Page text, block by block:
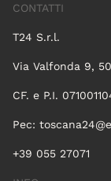
CONTATTI
T24 S.r.l.
Via Valfonda 9,
CF. e P.I.
Pec:
+39 055 27071